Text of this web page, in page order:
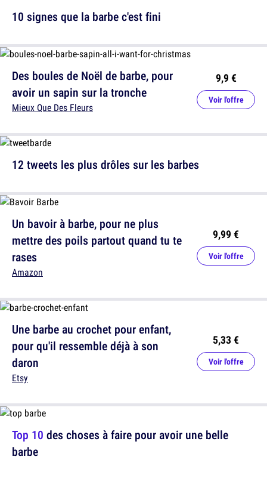
Des boules de Noël de barbe, pour
avoir un sapin sur la tronche
Mieux Que Des Fleurs
9,9 €
Voir l'offre
Un bavoir à barbe, pour ne plus
mettre des poils partout quand tu te
rases
Amazon
9,99 €
Voir l'offre
Top 10 des choses à faire pour avoir une belle
barbe
10 signes que la barbe c'est fini
12 tweets les plus drôles sur les barbes
Une barbe au crochet pour enfant,
pour qu'il ressemble déjà à son
daron
Etsy
5,33 €
Voir l'offre